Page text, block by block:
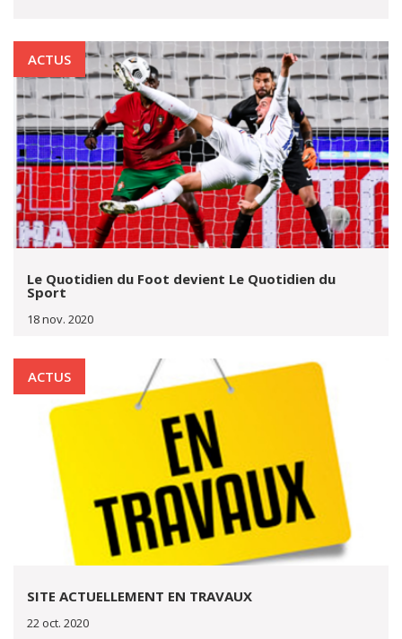
ACTUS
Le Quotidien du Foot devient Le Quotidien du
Sport
18 nov. 2020
ACTUS
SITE ACTUELLEMENT EN TRAVAUX
22 oct. 2020